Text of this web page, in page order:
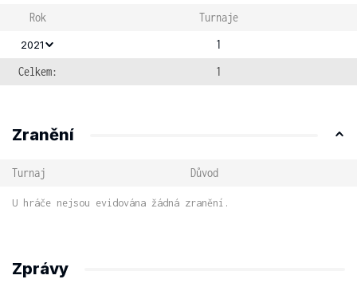
Rok Turnaje
2021
1
Celkem:
1
Zranění
Turnaj Důvod
U hráče nejsou evidována žádná zranění.
Zprávy